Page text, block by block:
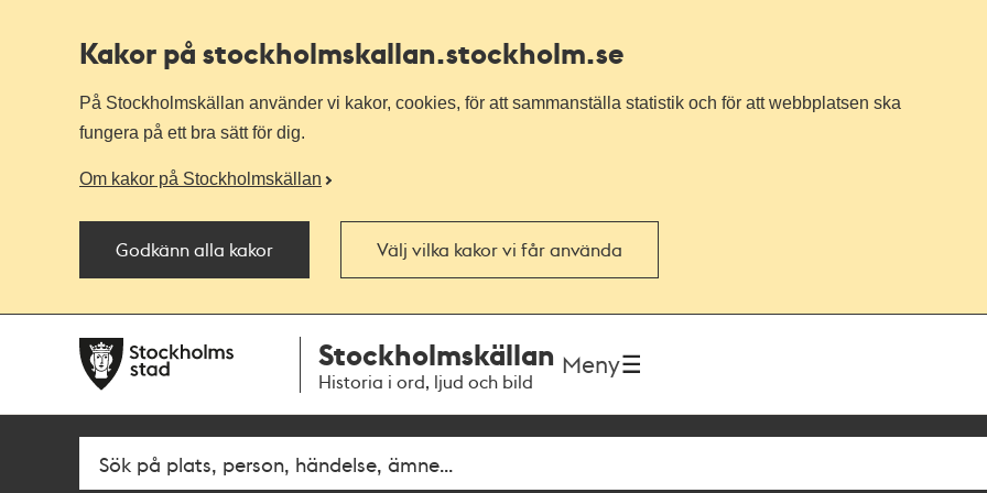
Kakor på stockholmskallan.stockholm.se
På Stockholmskällan använder vi kakor, cookies, för att sammanställa statistik och för att webbplatsen ska
fungera på ett bra sätt för dig.
Om kakor på Stockholmskällan
Godkänn alla kakor Välj vilka kakor vi får använda
navigationen
huvudinnehållet
Stockholmskällan
Historia i ord, ljud och bild
Meny
SökFritextsök